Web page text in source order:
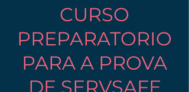
CURSO
PREPARATORIO
PARA A PROVA
DE SERVSAFE